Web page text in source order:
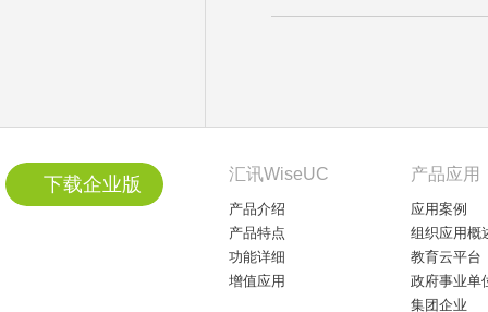
下载企业版 汇讯WiseUC
产品介绍
产品特点
功能详细
增值应用
产品应用
应用案例
组织应用概
教育云平台
政府事业单
集团企业